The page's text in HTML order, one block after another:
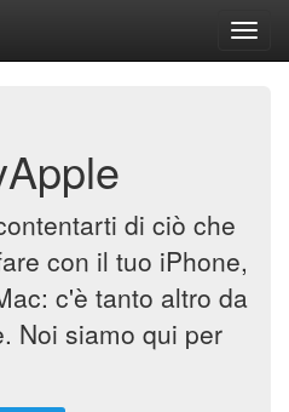
di ciò che
con il tuo iPhone,
c'è tanto altro da
Noi siamo qui per